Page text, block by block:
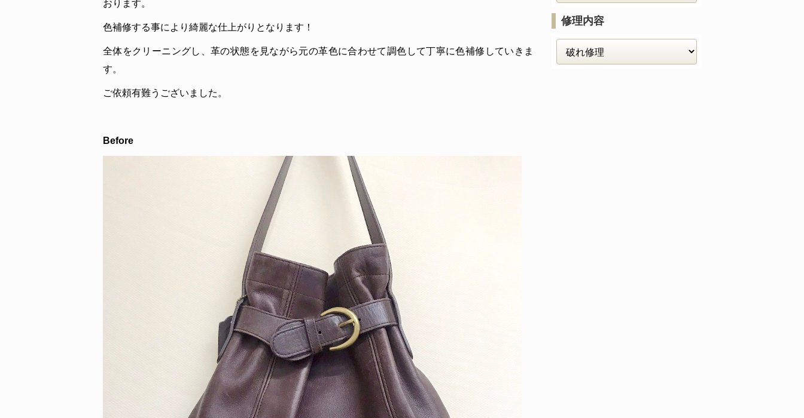
おります。
色補修する事により綺麗な仕上がりとなります！
全体をクリーニングし、革の状態を見ながら元の革色に合わせて調色して丁寧に色補修していきま
す。
ご依頼有難うございました。
Before
修理内容